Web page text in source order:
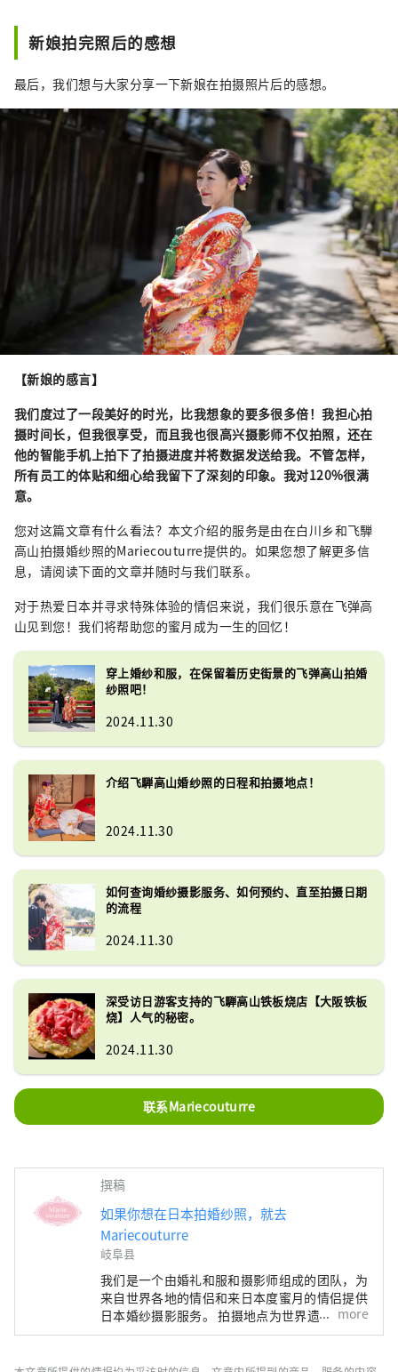
新娘拍完照后的感想
最后，我们想与大家分享一下新娘在拍摄照片后的感想。
【新娘的感言】
我们度过了一段美好的时光，比我想象的要多很多倍！我担心拍
摄时间长，但我很享受，而且我也很高兴摄影师不仅拍照，还在
他的智能手机上拍下了拍摄进度并将数据发送给我。不管怎样，
所有员工的体贴和细心给我留下了深刻的印象。我对120%很满
意。
您对这篇文章有什么看法？本文介绍的服务是由在白川乡和飞騨
高山拍摄婚纱照的Mariecouturre提供的。如果您想了解更多信
息，请阅读下面的文章并随时与我们联系。
对于热爱日本并寻求特殊体验的情侣来说，我们很乐意在飞弹高
山见到您！我们将帮助您的蜜月成为一生的回忆！
穿上婚纱和服，在保留着历史街景的飞弹高山拍婚
纱照吧！
2024.11.30
介绍飞騨高山婚纱照的日程和拍摄地点！
2024.11.30
如何查询婚纱摄影服务、如何预约、直至拍摄日期
的流程
2024.11.30
深受访日游客支持的飞騨高山铁板烧店【大阪铁板
烧】人气的秘密。
2024.11.30
联系Mariecouturre
撰稿
如果你想在日本拍婚纱照，就去
Mariecouturre
岐阜县
我们是一个由婚礼和服和摄影师组成的团队，为
来自世界各地的情侣和来日本度蜜月的情侣提供
日本婚纱摄影服务。 拍摄地点为世界遗产“白
川乡”和岐阜县的热门旅游胜地“飞驒高山”。
在国家的传统婚礼服装或休闲服装拍照。
more